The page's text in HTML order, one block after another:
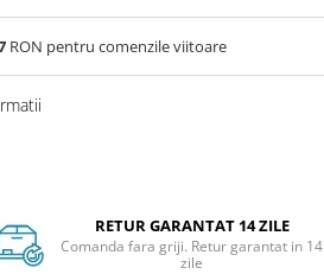
RON pentru comenzile viitoare
RETUR GARANTAT 14 ZILE
Comanda fara griji. Retur garantat in 14
zile